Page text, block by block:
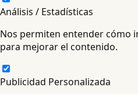
Análisis / Estadísticas
Nos permiten entender cómo
para mejorar el contenido.
Publicidad Personalizada